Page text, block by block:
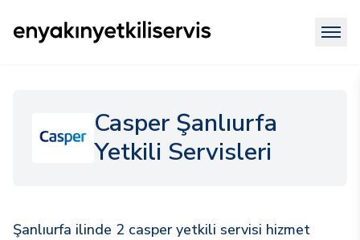
Casper Şanlıurfa
Yetkili Servisleri
Şanlıurfa ilinde 2 casper yetkili servisi hizmet